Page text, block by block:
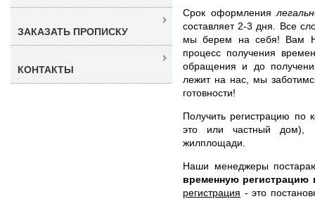
Срок оформления
составляет 2-3 дня. Все
мы берем на себя! Вам Не
процесс получения
обращения и до
лежит на нас, мы
готовности!
Получить регистрацию по
это или частный дом),
жилплощади.
Наши менеджеры
временную регистрацию
регистрация - это
ЗАКАЗАТЬ ПРОПИСКУ
КОНТАКТЫ